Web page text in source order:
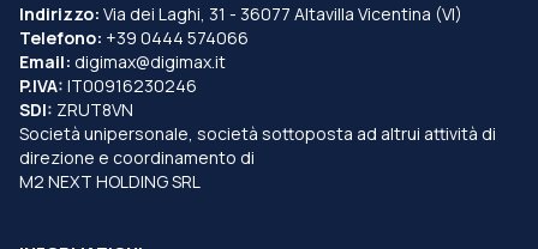
Indirizzo: Via dei Laghi, 31 - 36077 Altavilla Vicentina (VI)
Telefono: +39 0444 574066
Email: digimax@digimax.it
P.IVA: IT00916230246
SDI: ZRUT8VN
Società unipersonale, società sottoposta ad altrui attività di
direzione e coordinamento di
M2 NEXT HOLDING SRL